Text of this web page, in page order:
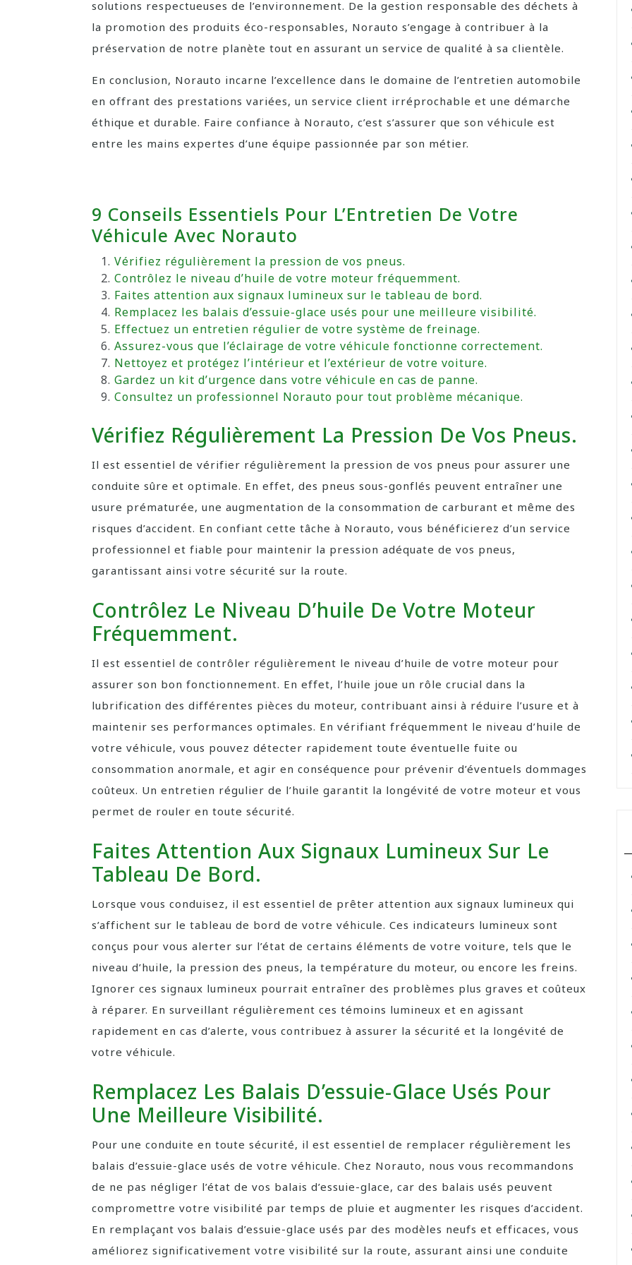
solutions respectueuses de l’environnement. De la gestion responsable des déchets à
la promotion des produits éco-responsables, Norauto s’engage à contribuer à la
préservation de notre planète tout en assurant un service de qualité à sa clientèle.
En conclusion, Norauto incarne l’excellence dans le domaine de l’entretien automobile
en offrant des prestations variées, un service client irréprochable et une démarche
éthique et durable. Faire confiance à Norauto, c’est s’assurer que son véhicule est
entre les mains expertes d’une équipe passionnée par son métier.
9 Conseils Essentiels Pour L’Entretien De Votre
Véhicule Avec Norauto
Vérifiez régulièrement la pression de vos pneus.
Contrôlez le niveau d’huile de votre moteur fréquemment.
Faites attention aux signaux lumineux sur le tableau de bord.
Remplacez les balais d’essuie-glace usés pour une meilleure visibilité.
Effectuez un entretien régulier de votre système de freinage.
Assurez-vous que l’éclairage de votre véhicule fonctionne correctement.
Nettoyez et protégez l’intérieur et l’extérieur de votre voiture.
Gardez un kit d’urgence dans votre véhicule en cas de panne.
Consultez un professionnel Norauto pour tout problème mécanique.
Vérifiez Régulièrement La Pression De Vos Pneus.
Il est essentiel de vérifier régulièrement la pression de vos pneus pour assurer une
conduite sûre et optimale. En effet, des pneus sous-gonflés peuvent entraîner une
usure prématurée, une augmentation de la consommation de carburant et même des
risques d’accident. En confiant cette tâche à Norauto, vous bénéficierez d’un service
professionnel et fiable pour maintenir la pression adéquate de vos pneus,
garantissant ainsi votre sécurité sur la route.
Contrôlez Le Niveau D’huile De Votre Moteur
Fréquemment.
Il est essentiel de contrôler régulièrement le niveau d’huile de votre moteur pour
assurer son bon fonctionnement. En effet, l’huile joue un rôle crucial dans la
lubrification des différentes pièces du moteur, contribuant ainsi à réduire l’usure et à
maintenir ses performances optimales. En vérifiant fréquemment le niveau d’huile de
votre véhicule, vous pouvez détecter rapidement toute éventuelle fuite ou
consommation anormale, et agir en conséquence pour prévenir d’éventuels dommages
coûteux. Un entretien régulier de l’huile garantit la longévité de votre moteur et vous
permet de rouler en toute sécurité.
Faites Attention Aux Signaux Lumineux Sur Le
Tableau De Bord.
Lorsque vous conduisez, il est essentiel de prêter attention aux signaux lumineux qui
s’affichent sur le tableau de bord de votre véhicule. Ces indicateurs lumineux sont
conçus pour vous alerter sur l’état de certains éléments de votre voiture, tels que le
niveau d’huile, la pression des pneus, la température du moteur, ou encore les freins.
Ignorer ces signaux lumineux pourrait entraîner des problèmes plus graves et coûteux
à réparer. En surveillant régulièrement ces témoins lumineux et en agissant
rapidement en cas d’alerte, vous contribuez à assurer la sécurité et la longévité de
votre véhicule.
Remplacez Les Balais D’essuie-Glace Usés Pour
Une Meilleure Visibilité.
Pour une conduite en toute sécurité, il est essentiel de remplacer régulièrement les
balais d’essuie-glace usés de votre véhicule. Chez Norauto, nous vous recommandons
de ne pas négliger l’état de vos balais d’essuie-glace, car des balais usés peuvent
compromettre votre visibilité par temps de pluie et augmenter les risques d’accident.
En remplaçant vos balais d’essuie-glace usés par des modèles neufs et efficaces, vous
améliorez significativement votre visibilité sur la route, assurant ainsi une conduite